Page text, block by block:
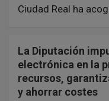
Ciudad Real ha
La Diputación
electrónica en la
recursos,
y ahorrar costes